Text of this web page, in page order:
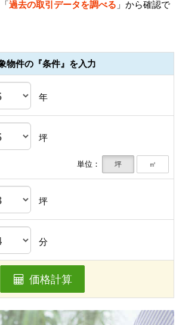
過去の取引データを調べる 」から確認で
物件の『条件』を入力
年
坪
単位： 坪 ㎡
坪
分
価格計算